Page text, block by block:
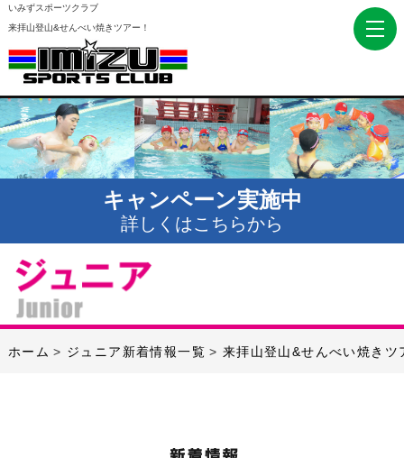
いみずスポーツクラブ
来拝山登山&せんべい焼きツアー！
キャンペーン実施中
詳しくはこちらから
ホーム ジュニア新着情報一覧 来拝山登山&せんべい焼きツ